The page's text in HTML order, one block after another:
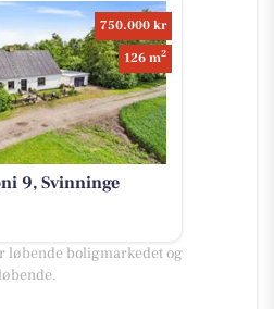
750.000 kr
126 m2
9, Svinninge
løbende boligmarkedet og